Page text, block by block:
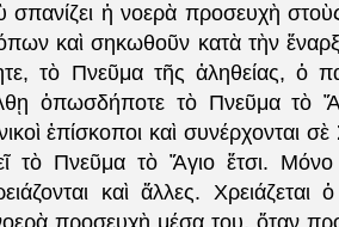
ἡ νοερὰ προσευχὴ
καὶ σηκωθοῦν κατὰ τὴν
τὸ Πνεῦμα τῆς ἀληθείας, ὁ
ὁπωσδήποτε τὸ Πνεῦμα τὸ
ἐπίσκοποι καὶ συνέρχονται
τὸ Πνεῦμα τὸ Ἅγιο ἔτσι.
καὶ ἄλλες.